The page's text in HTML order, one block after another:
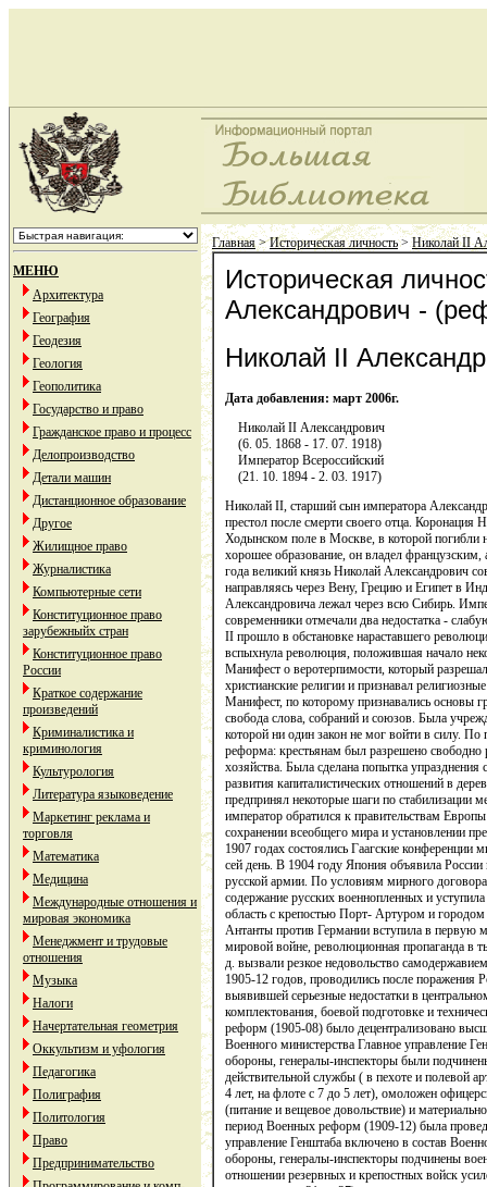
МЕНЮ
Архитектура
География
Геодезия
Геология
Геополитика
Государство и право
Гражданское право и процесс
Делопроизводство
Детали машин
Дистанционное образование
Другое
Жилищное право
Журналистика
Компьютерные сети
Конституционное право
зарубежныйх стран
Конституционное право
России
Краткое содержание
произведений
Криминалистика и
криминология
Культурология
Литература языковедение
Маркетинг реклама и
торговля
Математика
Медицина
Международные отношения и
мировая экономика
Менеджмент и трудовые
отношения
Музыка
Налоги
Начертательная геометрия
Оккультизм и уфология
Педагогика
Полиграфия
Политология
Право
Предпринимательство
Главная>Историческая личность>Николай II
Историческая
Александрович -
Николай II
Дата добавления: март 2006г.
Николай II Александрович
(6. 05. 1868 - 17. 07. 1918)
Император Всероссийский
(21. 10. 1894 - 2. 03. 1917)
Николай II, старший сын императора
престол после смерти своего отца. Коронация
Ходынском поле в Москве, в которой погибли
хорошее образование, он владел
года великий князь Николай Александрович
направляясь через Вену, Грецию и Египет в
Александровича лежал через всю Сибирь.
современники отмечали два недостатка -
II прошло в обстановке нараставшего
вспыхнула революция, положившая начало
Манифест о веротерпимости, который
христианские религии и признавал
Манифест, по которому признавались основы
свобода слова, собраний и союзов. Была
которой ни один закон не мог войти в силу.
реформа: крестьянам был разрешено свободно
хозяйства. Была сделана попытка
развития капиталистических отношений в
предпринял некоторые шаги по стабилизации
император обратился к правительствам
сохранении всеобщего мира и установлении
1907 годах состоялись Гаагские
сей день. В 1904 году Япония объявила
русской армии. По условиям мирного
содержание русских военнопленных и
область с крепостью Порт- Артуром и
Антанты против Германии вступила в первую
мировой войне, революционная пропаганда в
д. вызвали резкое недовольство
1905-12 годов, проводились после поражения
выявившей серьезные недостатки в
комплектования, боевой подготовке и
реформ (1905-08) было децентрализовано
Военного министерства Главное управление
обороны, генералы-инспекторы были
действительной службы ( в пехоте и полевой
4 лет, на флоте с 7 до 5 лет), омоложен
(питание и вещевое довольствие) и
период Военных реформ (1909-12) была
управление Генштаба включено в состав
обороны, генералы-инспекторы подчинены
отношении резервных и крепостных войск